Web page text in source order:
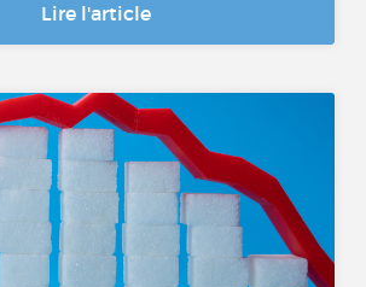
Lire l'article